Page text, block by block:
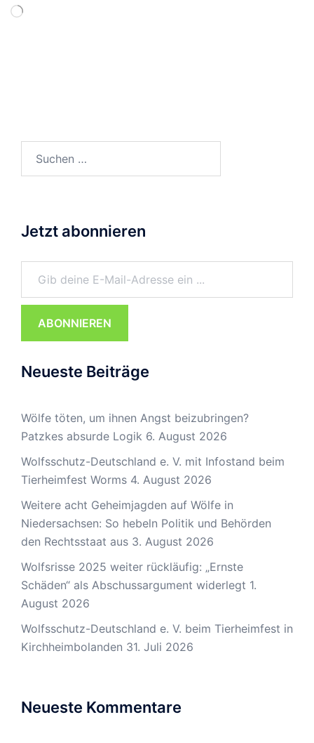
Wird
nach:
Jetzt abonnieren
Gib deine E-Mail-Adresse ein ...
ABONNIEREN
Neueste Beiträge
Wölfe töten, um ihnen Angst beizubringen?
Patzkes absurde Logik 6. August 2026
Wolfsschutz-Deutschland e. V. mit Infostand beim
Tierheimfest Worms 4. August 2026
Weitere acht Geheimjagden auf Wölfe in
Niedersachsen: So hebeln Politik und Behörden
den Rechtsstaat aus 3. August 2026
Wolfsrisse 2025 weiter rückläufig: „Ernste
Schäden“ als Abschussargument widerlegt 1.
August 2026
Wolfsschutz-Deutschland e. V. beim Tierheimfest in
Kirchheimbolanden 31. Juli 2026
Neueste Kommentare